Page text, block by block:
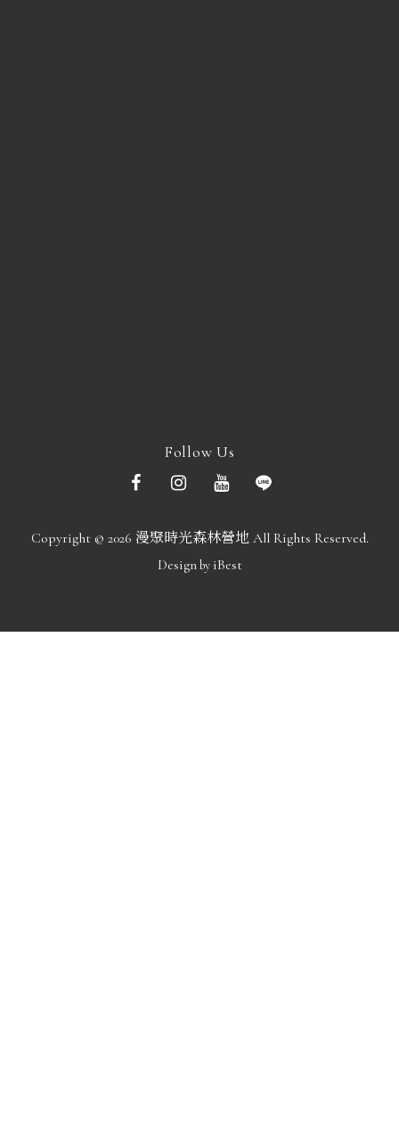
Follow Us
Copyright © 2026 漫聚時光森林營地 All Rights Reserved.
Design by iBest